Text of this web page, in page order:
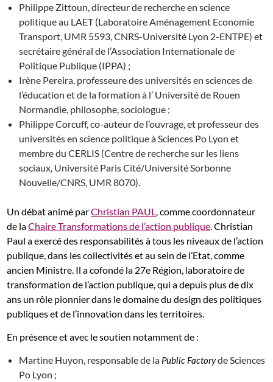
Philippe Zittoun, directeur de recherche en science
politique au LAET (Laboratoire Aménagement Economie
Transport, UMR 5593, CNRS-Université Lyon 2-ENTPE) et
secrétaire général de l’Association Internationale de
Politique Publique (IPPA) ;
Irène Pereira, professeure des universités en sciences de
l’éducation et de la formation à l’ Université de Rouen
Normandie, philosophe, sociologue ;
Philippe Corcuff, co-auteur de l’ouvrage, et professeur des
universités en science politique à Sciences Po Lyon et
membre du CERLIS (Centre de recherche sur les liens
sociaux, Université Paris Cité/Université Sorbonne
Nouvelle/CNRS, UMR 8070).
Un débat animé parChristian PAUL, comme coordonnateur
de laChaire Transformations de l’action publique. Christian
Paul a exercé des responsabilités à tous les niveaux de l’action
publique, dans les collectivités et au sein de l’Etat, comme
ancien Ministre. Il a cofondé la 27e Région, laboratoire de
transformation de l’action publique, qui a depuis plus de dix
ans un rôle pionnier dans le domaine du design des politiques
publiques et de l’innovation dans les territoires.
En présence et avec le soutien notamment de :
Martine Huyon, responsable de la Public Factoryde Sciences
Po Lyon ;